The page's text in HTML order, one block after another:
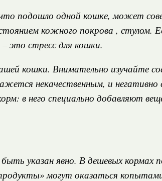
подошло одной кошке, может
кожного покрова , стулом.
это стресс для кошки.
кошки. Внимательно изучайте
некачественным, и
в него специально добавляют
указан явно. В дешевых кормах
могут оказаться